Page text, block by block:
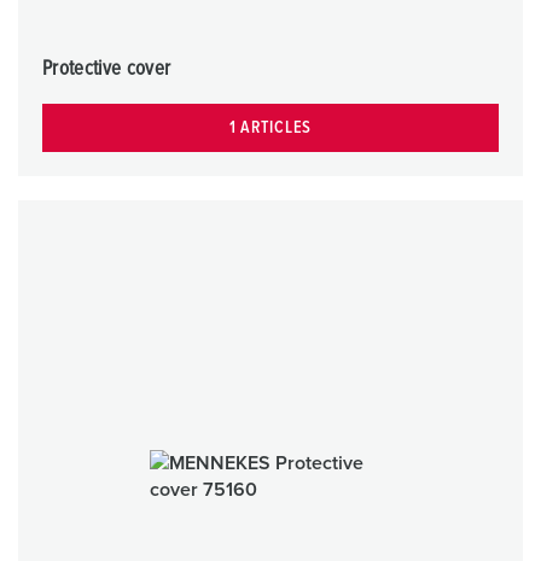
Protective cover
1 ARTICLES